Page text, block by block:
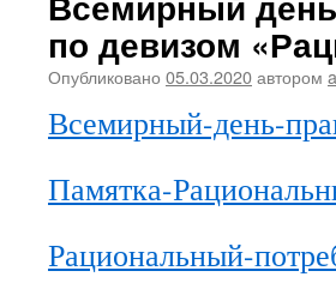
по девизом
Опубликовано 05.03.2020автором
Всемирный-день-
Памятка-
Рациональный-